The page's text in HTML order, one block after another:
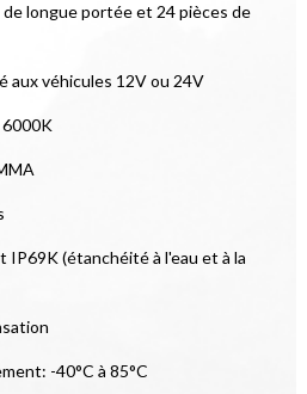
longue portée et 24 pièces de
aux véhicules 12V ou 24V
6000K
(étanchéité à l'eau et à la
-40°C à 85°C